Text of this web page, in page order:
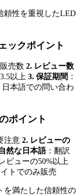
頼性を重視したLED
ックポイント
売数 2. レビュー数
以上 3. 保証期間 ：
日本語での問い合わ
ポイント
注意 2. レビューの
然な日本語：翻訳
ビューの50%以上
イトでのみ販売
を満たした信頼性の